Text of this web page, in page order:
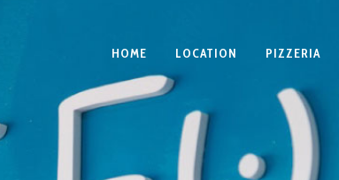
HOME LOCATION PIZZERIA